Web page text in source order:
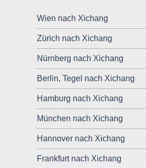
Wien nach Xichang
Zürich nach Xichang
Nürnberg nach Xichang
Berlin, Tegel nach Xichang
Hamburg nach Xichang
München nach Xichang
Hannover nach Xichang
Frankfurt nach Xichang